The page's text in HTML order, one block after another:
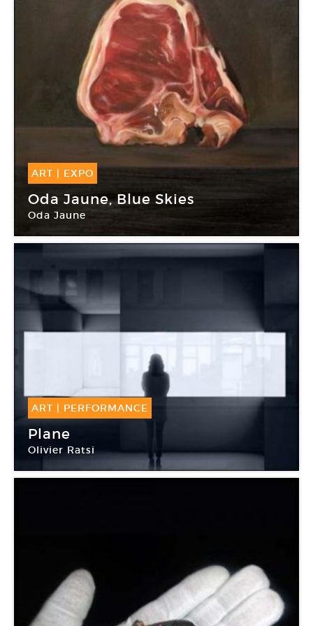
ART | EXPO
09 Jan -20 Fév 2016
Oda Jaune, Blue Skies
Oda Jaune
Galerie Daniel Templon 1
ART | PERFORMANCE
18 Déc -
Plane
Olivier Ratsi